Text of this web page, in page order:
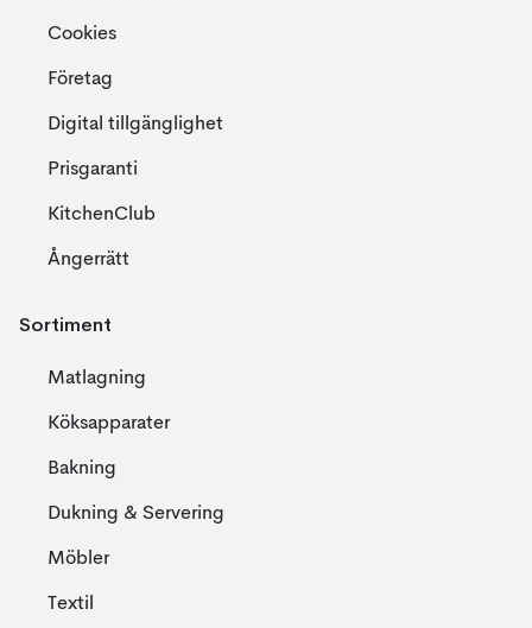
Cookies
Företag
Digital tillgänglighet
Prisgaranti
KitchenClub
Ångerrätt
Sortiment
Matlagning
Köksapparater
Bakning
Dukning & Servering
Möbler
Textil